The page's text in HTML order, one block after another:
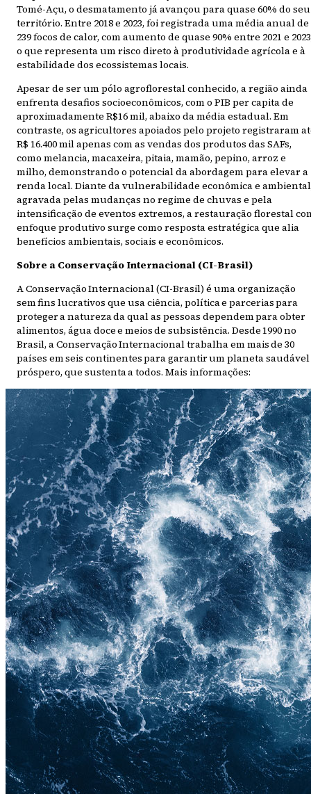
Tomé-Açu, o desmatamento já avançou para quase 60% do seu
território. Entre 2018 e 2023, foi registrada uma média anual de
239 focos de calor, com aumento de quase 90% entre 2021 e
o que representa um risco direto à produtividade agrícola e à
estabilidade dos ecossistemas locais.
Apesar de ser um pólo agroflorestal conhecido, a região ainda
enfrenta desafios socioeconômicos, com o PIB per capita de
aproximadamente R$16 mil, abaixo da média estadual. Em
contraste, os agricultores apoiados pelo projeto registraram
R$ 16.400 mil apenas com as vendas dos produtos das SAFs,
como melancia, macaxeira, pitaia, mamão, pepino, arroz e
milho, demonstrando o potencial da abordagem para elevar a
renda local. Diante da vulnerabilidade econômica e
agravada pelas mudanças no regime de chuvas e pela
intensificação de eventos extremos, a restauração florestal
enfoque produtivo surge como resposta estratégica que alia
benefícios ambientais, sociais e econômicos.
Sobre a Conservação Internacional (CI-Brasil)
A Conservação Internacional (CI-Brasil) é uma organização
sem fins lucrativos que usa ciência, política e parcerias para
proteger a natureza da qual as pessoas dependem para obter
alimentos, água doce e meios de subsistência. Desde 1990 no
Brasil, a Conservação Internacional trabalha em mais de 30
países em seis continentes para garantir um planeta saudável
próspero, que sustenta a todos. Mais informações: